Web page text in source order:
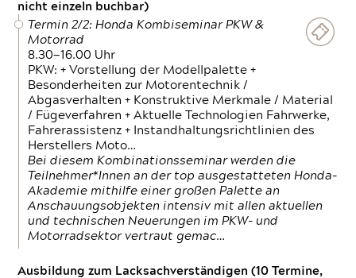
nicht einzeln buchbar)
Termin 2/2: Honda Kombiseminar PKW &
Motorrad
8.30—16.00 Uhr
PKW: + Vorstellung der Modellpalette +
Besonderheiten zur Motorentechnik /
Abgasverhalten + Konstruktive Merkmale / Material
/ Fügeverfahren + Aktuelle Technologien Fahrwerke,
Fahrerassistenz + Instandhaltungsrichtlinien des
Herstellers Moto…
Bei diesem Kombinationsseminar werden die
Teilnehmer*Innen an der top ausgestatteten Honda-
Akademie mithilfe einer großen Palette an
Anschauungsobjekten intensiv mit allen aktuellen
und technischen Neuerungen im PKW- und
Motorradsektor vertraut gemac…
Ausbildung zum Lacksachverständigen (10 Termine,